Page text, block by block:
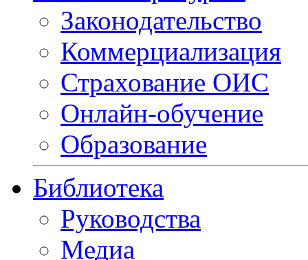
Законодательство
Коммерциализация
Страхование ОИС
Онлайн-обучение
Образование
Библиотека
Руководства
Медиа